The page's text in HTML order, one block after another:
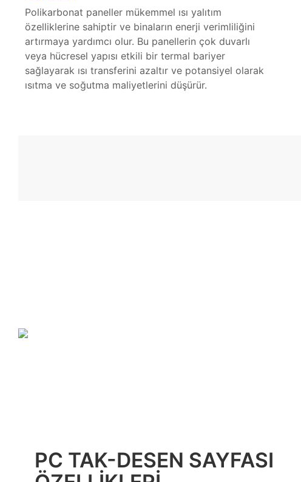
Polikarbonat paneller mükemmel ısı yalıtım
özelliklerine sahiptir ve binaların enerji verimliliğini
artırmaya yardımcı olur. Bu panellerin çok duvarlı
veya hücresel yapısı etkili bir termal bariyer
sağlayarak ısı transferini azaltır ve potansiyel olarak
ısıtma ve soğutma maliyetlerini düşürür.
PC TAK-DESEN SAYFASI